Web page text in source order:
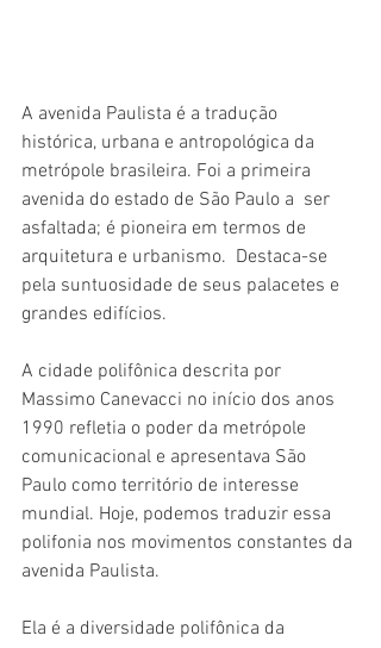
A avenida Paulista é a tradução
histórica, urbana e antropológica da
metrópole brasileira. Foi a primeira
avenida do estado de São Paulo a  ser
asfaltada; é pioneira em termos de
arquitetura e urbanismo.  Destaca-se
pela suntuosidade de seus palacetes e
grandes edifícios.
A cidade polifônica descrita por
Massimo Canevacci no início dos anos
1990 refletia o poder da metrópole
comunicacional e apresentava São
Paulo como território de interesse
mundial. Hoje, podemos traduzir essa
polifonia nos movimentos constantes da
avenida Paulista.
Ela é a diversidade polifônica da